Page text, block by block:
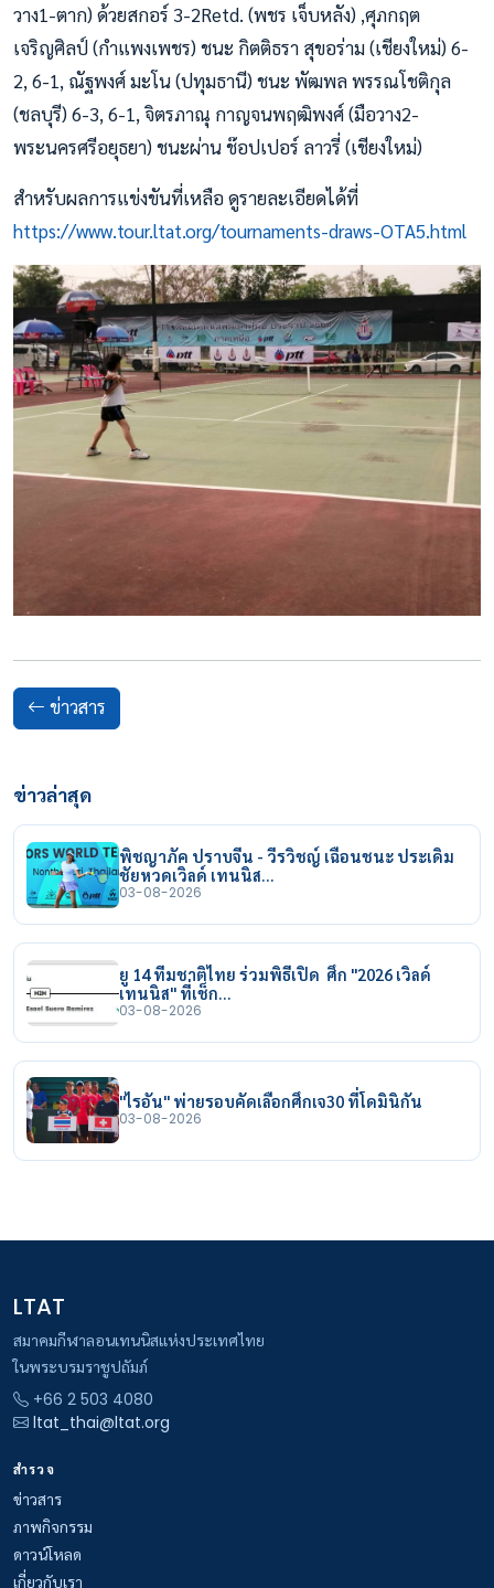
วาง1-ตาก) ด้วยสกอร์ 3-2Retd. (พชร เจ็บหลัง) ,ศุภกฤต
เจริญศิลป์ (กำแพงเพชร) ชนะ กิตติธรา สุขอร่าม (เชียงใหม่) 6-
2, 6-1, ณัฐพงศ์ มะโน (ปทุมธานี) ชนะ พัฒพล พรรณโชติกุล
(ชลบุรี) 6-3, 6-1, จิตรภาณุ กาญจนพฤฒิพงศ์ (มือวาง2-
พระนครศรีอยุธยา) ชนะผ่าน ช๊อปเปอร์ ลาวรี่ (เชียงใหม่)
สำหรับผลการแข่งขันที่เหลือ ดูรายละเอียดได้ที่
https://www.tour.ltat.org/tournaments-draws-OTA5.html
ข่าวสาร
ข่าวล่าสุด
พิชญาภัค ปราบจีน - วีรวิชญ์ เฉือนชนะ ประเดิม
ชัยหวดเวิลด์ เทนนิส…
03-08-2026
ยู 14 ทีมชาติไทย ร่วมพิธีเปิด ศึก "2026 เวิลด์
เทนนิส" ที่เช็ก…
03-08-2026
"ไรอัน" พ่ายรอบคัดเลือกศึกเจ30 ที่โดมินิกัน
03-08-2026
LTAT
สมาคมกีฬาลอนเทนนิสแห่งประเทศไทย
ในพระบรมราชูปถัมภ์
+66 2 503 4080
ltat_thai@ltat.org
สำรวจ
ข่าวสาร
ภาพกิจกรรม
ดาวน์โหลด
เกี่ยวกับเรา